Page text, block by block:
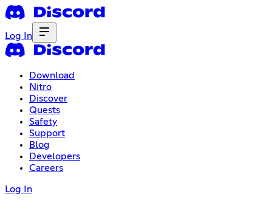
Log In
Download
Nitro
Discover
Quests
Safety
Support
Blog
Developers
Careers
Log In